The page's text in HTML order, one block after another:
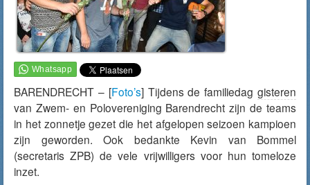
BARENDRECHT – [Foto’s] Tijdens de familiedaggisteren
van Zwem- en Polovereniging Barendrecht zijn de teams
in het zonnetje gezet die het afgelopen seizoen kampioen
zijn geworden. Ook bedankte Kevin van Bommel
(secretaris ZPB) de vele vrijwilligers voor hun tomeloze
inzet.